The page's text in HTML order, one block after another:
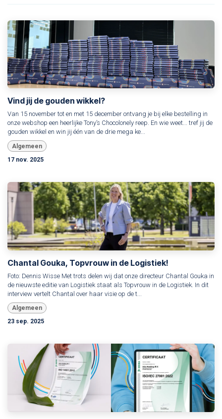
Vind jij de gouden wikkel?
Van 15 november tot en met 15 december ontvang je bij elke bestelling in
onze webshop een heerlijke Tony’s Chocolonely reep. En wie weet... tref jij de
gouden wikkel en win jij één van de drie mega ke...
Algemeen
17 nov. 2025
Chantal Gouka, Topvrouw in de Logistiek!
Foto: Dennis Wisse Met trots delen wij dat onze directeur Chantal Gouka in
de nieuwste editie van Logistiek staat als Topvrouw in de Logistiek. In dit
interview vertelt Chantal over haar visie op de t...
Algemeen
23 sep. 2025